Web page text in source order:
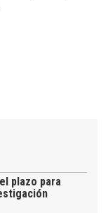
plazo para